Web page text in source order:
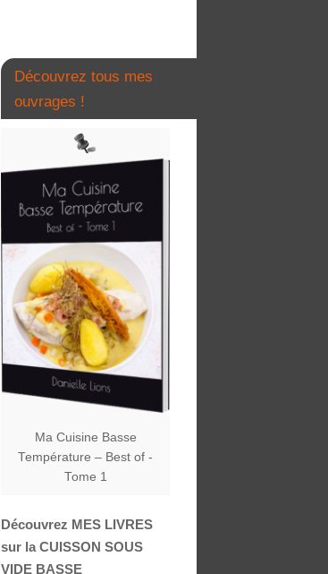
Découvrez tous mes
ouvrages !
Ma Cuisine Basse
Température – Best of -
Tome 1
Découvrez MES LIVRES
sur la CUISSON SOUS
VIDE BASSE